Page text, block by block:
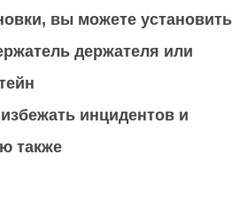
вы можете установить
держателя или
инцидентов и
также